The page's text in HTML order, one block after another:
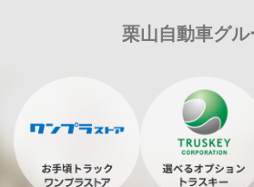
栗山自動車グル